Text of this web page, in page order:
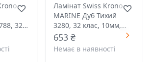
32
кв. в
Ламінат Swiss Krono
MARINE Дуб Тихий
3280, 32 клас, 10мм,
1,535 кв. в уп, 1380*159
розмір
653 ₴
Немає в наявності